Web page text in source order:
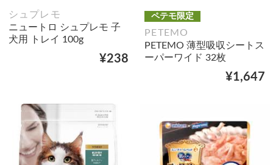
シュプレモ
ニュートロ シュプレモ 子
犬用 トレイ 100g
¥238
ペテモ限定
PETEMO
PETEMO 薄型吸収シートス
ーパーワイド 32枚
¥1,647